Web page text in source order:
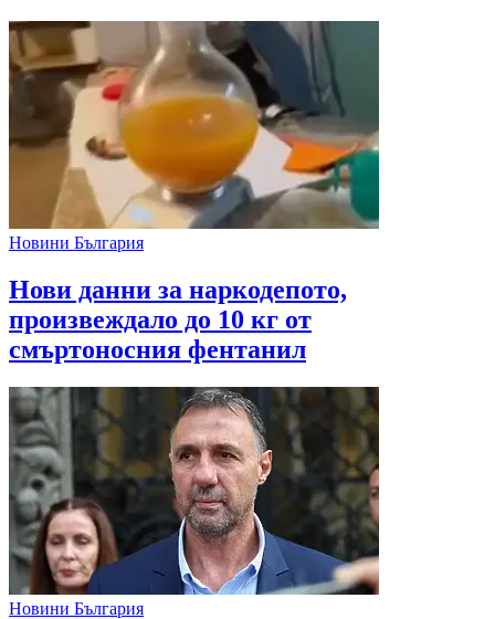
Новини България
Нови данни за наркодепото,
произвеждало до 10 кг от
смъртоносния фентанил
Новини България